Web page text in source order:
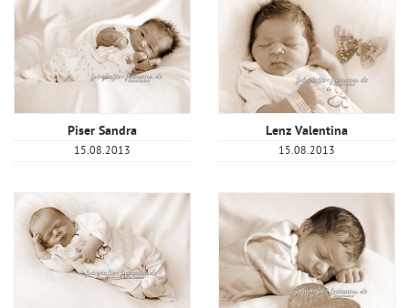
Piser Sandra
15.08.2013
Lenz Valentina
15.08.2013